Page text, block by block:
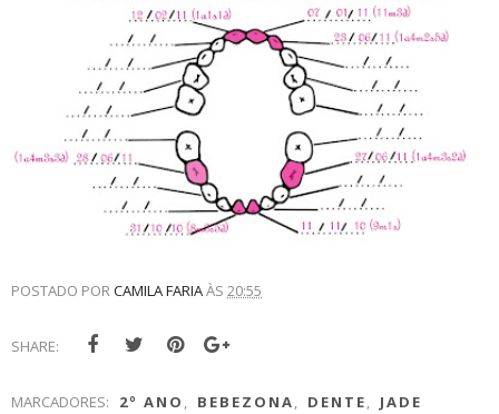
POSTADO PORCAMILA FARIAÀS 20:55
SHARE:
MARCADORES: 2º ANO , BEBEZONA, DENTE, JADE